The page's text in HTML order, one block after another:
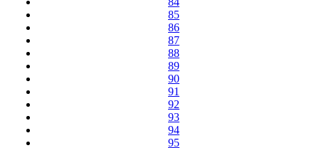
85
86
87
88
89
90
91
92
93
94
95